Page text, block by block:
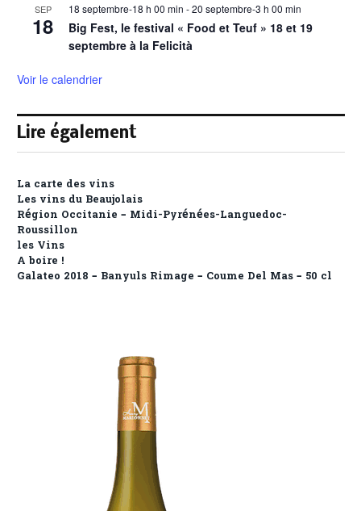
SEP
18
18 septembre-18 h 00 min -20 septembre-3 h 00 min
Big Fest, le festival « Food et Teuf » 18 et 19
septembre à la Felicità
Voir le calendrier
Lire également
La carte des vins
Les vins du Beaujolais
Région Occitanie – Midi-Pyrénées-Languedoc-
Roussillon
les Vins
A boire !
Galateo 2018 – Banyuls Rimage – Coume Del Mas – 50 cl